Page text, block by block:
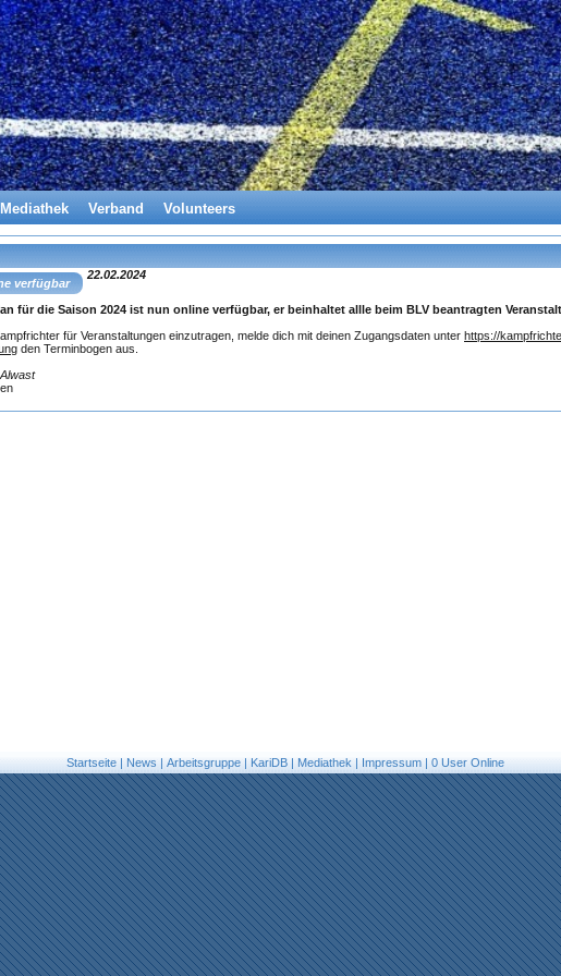
Mediathek Verband Volunteers
verfügbar
22.02.2024
für die Saison 2024 ist nun online verfügbar, er beinhaltet allle beim BLV beantragten
für Veranstaltungen einzutragen, melde dich mit deinen Zugangsdaten unter https://
den Terminbogen aus.
Startseite | News | Arbeitsgruppe | KariDB | Mediathek | Impressum | 0 User Online